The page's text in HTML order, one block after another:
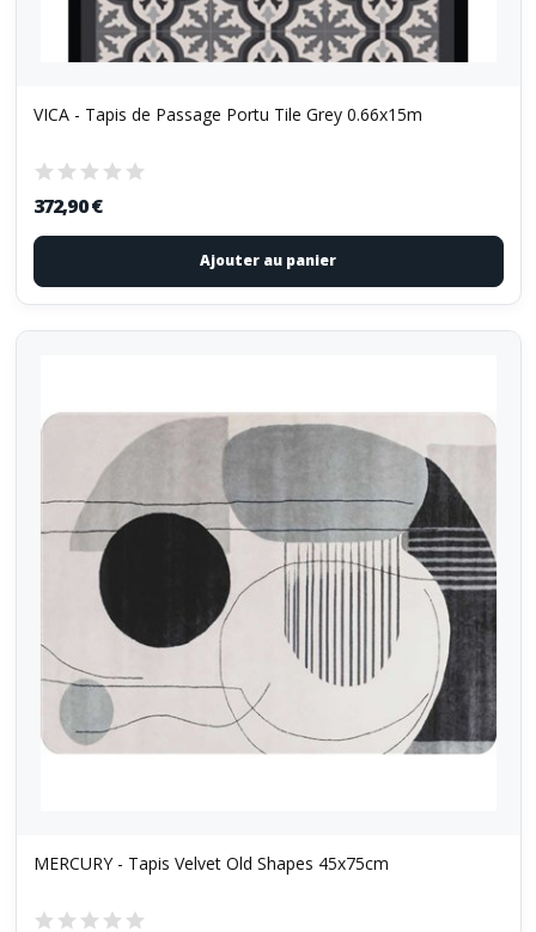
VICA - Tapis de Passage Portu Tile Grey 0.66x15m
372,90 €
Ajouter au panier
MERCURY - Tapis Velvet Old Shapes 45x75cm